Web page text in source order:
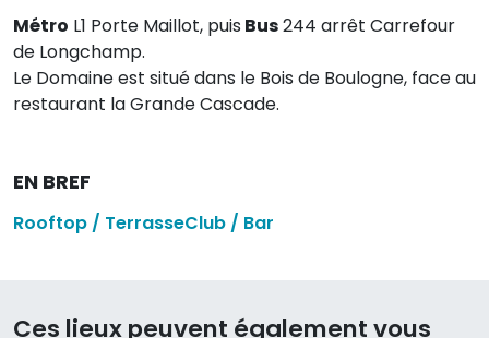
Métro L1 Porte Maillot, puis Bus244 arrêt Carrefour
de Longchamp.
Le Domaine est situé dans le Bois de Boulogne, face au
restaurant la Grande Cascade.
EN BREF
Rooftop / TerrasseClub / Bar
Ces lieux peuvent également vous